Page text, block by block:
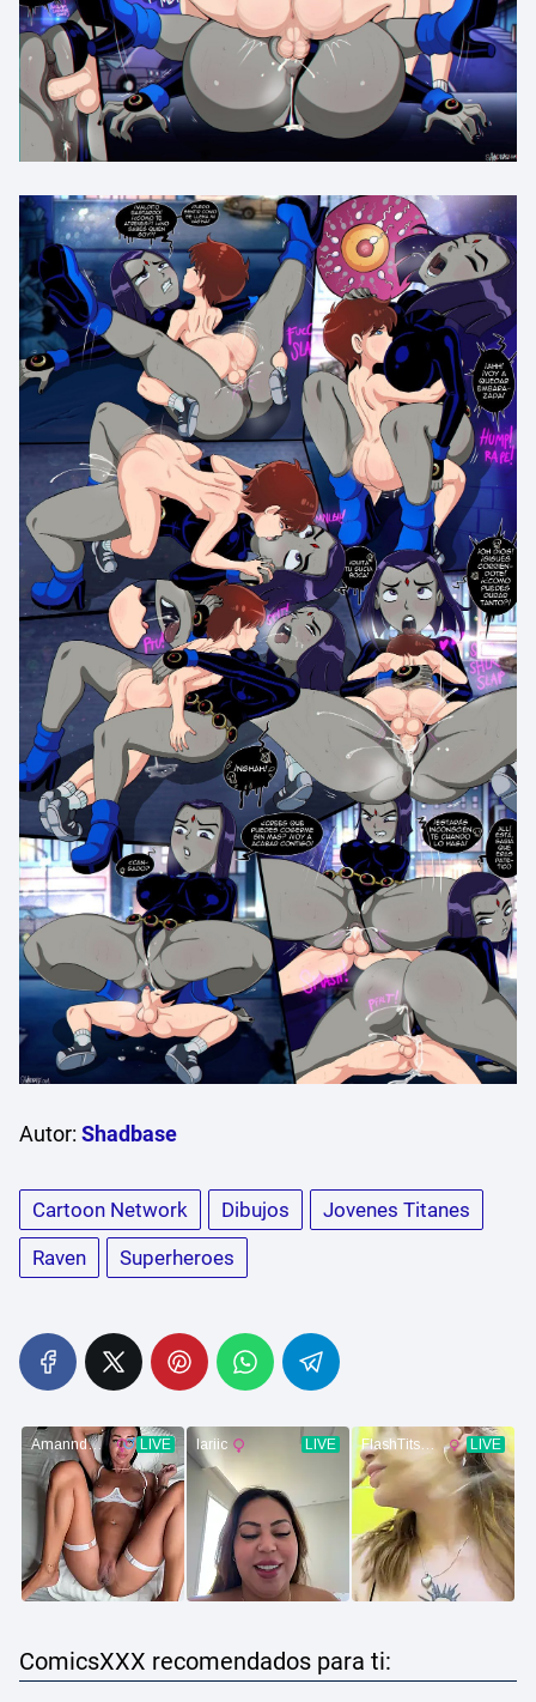
Autor: Shadbase
Cartoon Network Dibujos
Jovenes Titanes
Raven
Superheroes
ComicsXXX recomendados para ti: